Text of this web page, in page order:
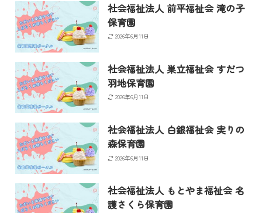
社会福祉法人 前平福祉会 滝の子
保育園
2026年6月11日
社会福祉法人 巣立福祉会 すだつ
羽地保育園
2026年6月11日
社会福祉法人 白銀福祉会 実りの
森保育園
2026年6月11日
社会福祉法人 もとやま福祉会 名
護さくら保育園